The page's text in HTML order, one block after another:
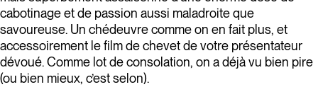
cabotinage et de passion aussi maladroite que
savoureuse. Un chédeuvre comme on en fait plus, et
accessoirement le film de chevet de votre présentateur
dévoué. Comme lot de consolation, on a déjà vu bien pire
(ou bien mieux, c’est selon).